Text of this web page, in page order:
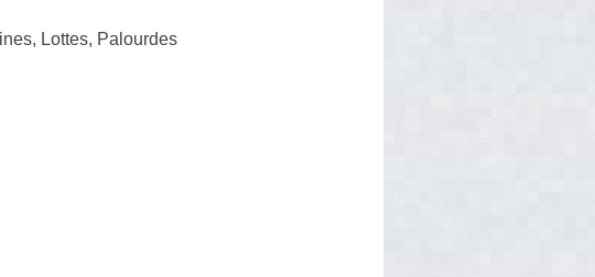
Lottes, Palourdes